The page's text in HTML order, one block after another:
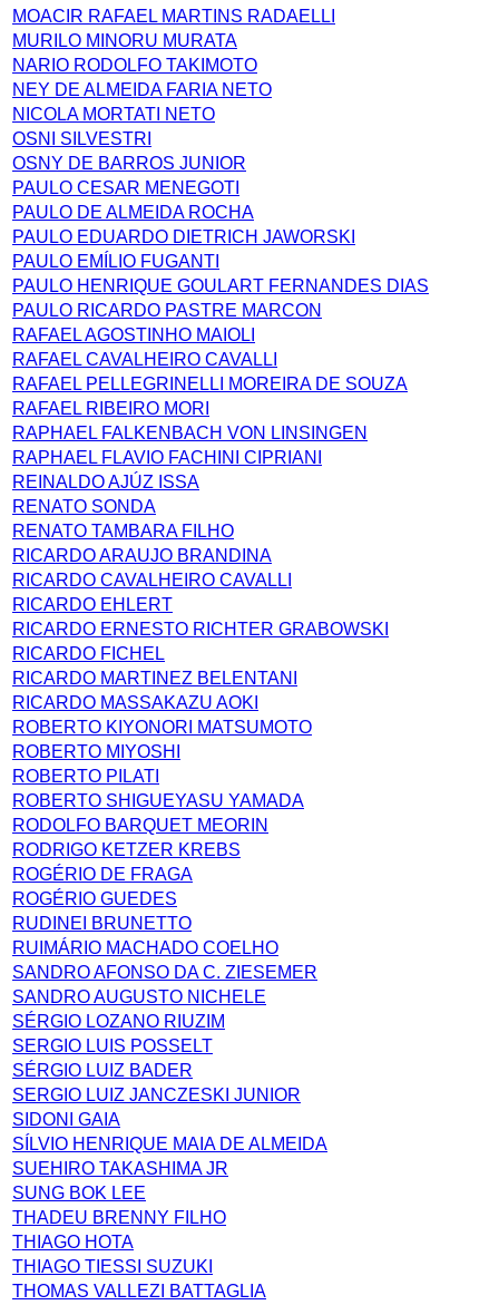
MOACIR RAFAEL MARTINS RADAELLI
MURILO MINORU MURATA
NARIO RODOLFO TAKIMOTO
NEY DE ALMEIDA FARIA NETO
NICOLA MORTATI NETO
OSNI SILVESTRI
OSNY DE BARROS JUNIOR
PAULO CESAR MENEGOTI
PAULO DE ALMEIDA ROCHA
PAULO EDUARDO DIETRICH JAWORSKI
PAULO EMÍLIO FUGANTI
PAULO HENRIQUE GOULART FERNANDES DIAS
PAULO RICARDO PASTRE MARCON
RAFAEL AGOSTINHO MAIOLI
RAFAEL CAVALHEIRO CAVALLI
RAFAEL PELLEGRINELLI MOREIRA DE SOUZA
RAFAEL RIBEIRO MORI
RAPHAEL FALKENBACH VON LINSINGEN
RAPHAEL FLAVIO FACHINI CIPRIANI
REINALDO AJÚZ ISSA
RENATO SONDA
RENATO TAMBARA FILHO
RICARDO ARAUJO BRANDINA
RICARDO CAVALHEIRO CAVALLI
RICARDO EHLERT
RICARDO ERNESTO RICHTER GRABOWSKI
RICARDO FICHEL
RICARDO MARTINEZ BELENTANI
RICARDO MASSAKAZU AOKI
ROBERTO KIYONORI MATSUMOTO
ROBERTO MIYOSHI
ROBERTO PILATI
ROBERTO SHIGUEYASU YAMADA
RODOLFO BARQUET MEORIN
RODRIGO KETZER KREBS
ROGÉRIO DE FRAGA
ROGÉRIO GUEDES
RUDINEI BRUNETTO
RUIMÁRIO MACHADO COELHO
SANDRO AFONSO DA C. ZIESEMER
SANDRO AUGUSTO NICHELE
SÉRGIO LOZANO RIUZIM
SERGIO LUIS POSSELT
SÉRGIO LUIZ BADER
SERGIO LUIZ JANCZESKI JUNIOR
SIDONI GAIA
SÍLVIO HENRIQUE MAIA DE ALMEIDA
SUEHIRO TAKASHIMA JR
SUNG BOK LEE
THADEU BRENNY FILHO
THIAGO HOTA
THIAGO TIESSI SUZUKI
THOMAS VALLEZI BATTAGLIA